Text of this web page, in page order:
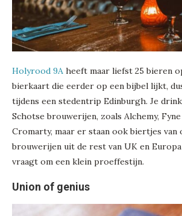
Holyrood 9A heeft maar liefst 25 bieren
bierkaart die eerder op een bijbel lijkt,
tijdens een stedentrip Edinburgh. Je
Schotse brouwerijen, zoals Alchemy,
Cromarty, maar er staan ook biertjes van
brouwerijen uit de rest van UK en
vraagt om een klein proeffestijn.
Union of genius